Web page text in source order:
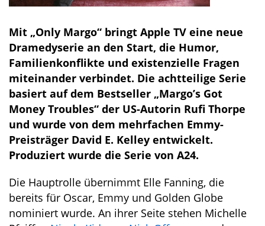
Mit „Only Margo“ bringt Apple TV eine neue
Dramedyserie an den Start, die Humor,
Familienkonflikte und existenzielle Fragen
miteinander verbindet. Die achtteilige Serie
basiert auf dem Bestseller „Margo’s Got
Money Troubles“ der US-Autorin Rufi Thorpe
und wurde von dem mehrfachen Emmy-
Preisträger David E. Kelley entwickelt.
Produziert wurde die Serie von A24.
Die Hauptrolle übernimmt Elle Fanning, die
bereits für Oscar, Emmy und Golden Globe
nominiert wurde. An ihrer Seite stehen Michelle